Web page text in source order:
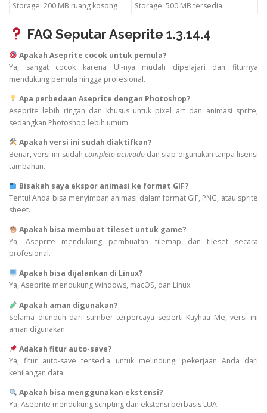
Storage: 200 MB ruang kosong Storage: 500 MB tersedia
FAQ Seputar Aseprite 1.3.14.4
Apakah Aseprite cocok untuk pemula?
Ya, sangat cocok karena UI-nya mudah dipelajari dan fiturnya
mendukung pemula hingga profesional.
Apa perbedaan Aseprite dengan Photoshop?
Aseprite lebih ringan dan khusus untuk pixel art dan animasi sprite,
sedangkan Photoshop lebih umum.
Apakah versi ini sudah diaktifkan?
Benar, versi ini sudah completo activado dan siap digunakan tanpa lisensi
tambahan.
Bisakah saya ekspor animasi ke format GIF?
Tentu! Anda bisa menyimpan animasi dalam format GIF, PNG, atau sprite
sheet.
Apakah bisa membuat tileset untuk game?
Ya, Aseprite mendukung pembuatan tilemap dan tileset secara
profesional.
Apakah bisa dijalankan di Linux?
Ya, Aseprite mendukung Windows, macOS, dan Linux.
Apakah aman digunakan?
Selama diunduh dari sumber terpercaya seperti Kuyhaa Me, versi ini
aman digunakan.
Adakah fitur auto-save?
Ya, fitur auto-save tersedia untuk melindungi pekerjaan Anda dari
kehilangan data.
Apakah bisa menggunakan ekstensi?
Ya, Aseprite mendukung scripting dan ekstensi berbasis LUA.